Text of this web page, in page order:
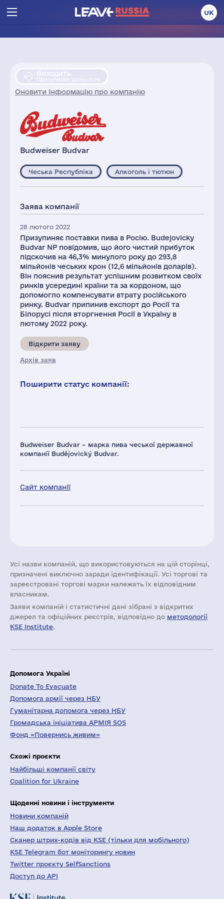
UK
Виходить
Призупиняє діяльність
Оновити інформацію про компанію
Budweiser Budvar
Budweiser Budvar – марка пива чеської державної
компанії Budějovický Budvar.
Сайт компанії
Чеська Республіка Алкоголь і тютюн
Заява компанії
28 лютого 2022
Призупиняє поставки пива в Росію. Budejovicky
Budvar NP повідомив, що його чистий прибуток
підскочив на 46,3% минулого року до 293,8
мільйонів чеських крон (12,6 мільйонів доларів).
Він пояснив результат успішним розвитком своїх
ринків усередині країни та за кордоном, що
допомогло компенсувати втрату російського
ринку. Budvar припинив експорт до Росії та
Білорусі після вторгнення Росії в Україну в
лютому 2022 року.
Відкрити заяву
Архів заяв
Поширити статус компанії:
Усі назви компаній, що використовуються на цій сторінці,
призначені виключно заради ідентифікації. Усі торгові та
зареєстровані торгові марки належать їх відповідним
власникам.
Заяви компаній i статистичні дані зібрані з відкритих
джерел та офіційних реєстрів, відповідно до методології
KSE Institute.
Допомога Україні
Donate To Evacuate
Допомога армії через НБУ
Гуманітарна допомога через НБУ
Громадська ініціатива АРМІЯ SOS
Фонд «Повернись живим»
Схожі проєкти
Найбільші компанії світу
Coalition for Ukraine
Щоденні новини і інструменти
Новини компаній
Наш додаток в Apple Store
Сканер штрих-кодів від KSE (тільки для мобільного)
KSE Telegram бот моніторингу новин
Twitter проєкту SelfSanctions
Доступ до API